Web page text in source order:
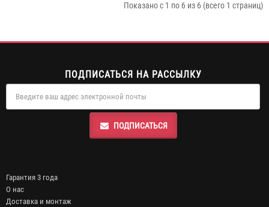
Показано с 1 по 6 из 6 (всего 1 страниц)
ПОДПИСАТЬСЯ НА РАССЫЛКУ
ПОДПИСАТЬСЯ
Гарантия 3 года
О нас
Доставка и монтаж